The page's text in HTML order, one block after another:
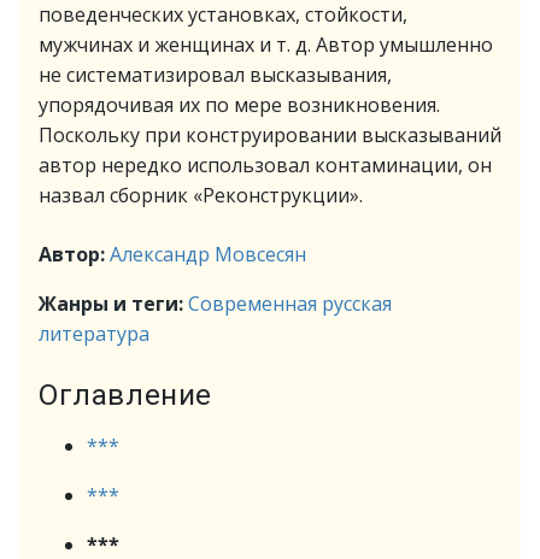
поведенческих установках, стойкости,
мужчинах и женщинах и т. д. Автор умышленно
не систематизировал высказывания,
упорядочивая их по мере возникновения.
Поскольку при конструировании высказываний
автор нередко использовал контаминации, он
назвал сборник «Реконструкции».
Автор:Александр Мовсесян
Жанры и теги:Современная русская
литература
Оглавление
***
***
***